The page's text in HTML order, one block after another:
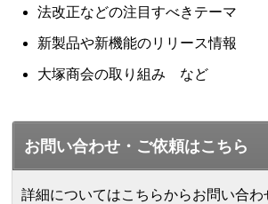
法改正などの注目すべきテーマ
新製品や新機能のリリース情報
大塚商会の取り組み など
お問い合わせ・ご依頼はこちら
詳細についてはこちらからお問い合わ